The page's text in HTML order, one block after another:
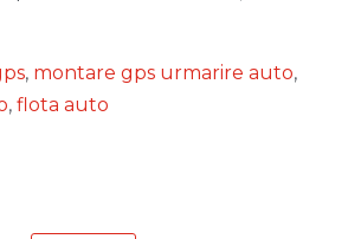
, montare gps urmarire auto,
, flota auto